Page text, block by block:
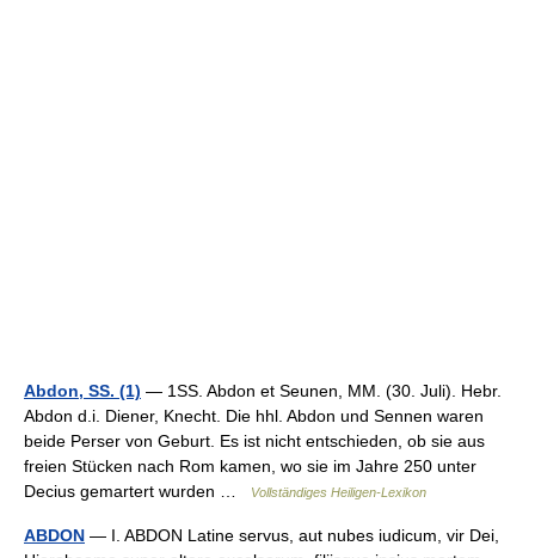
Abdon, SS. (1) — 1SS. Abdon et Seunen, MM. (30. Juli). Hebr.
Abdon d.i. Diener, Knecht. Die hhl. Abdon und Sennen waren
beide Perser von Geburt. Es ist nicht entschieden, ob sie aus
freien Stücken nach Rom kamen, wo sie im Jahre 250 unter
Decius gemartert wurden …
Vollständiges Heiligen-Lexikon
ABDON — I. ABDON Latine servus, aut nubes iudicum, vir Dei,